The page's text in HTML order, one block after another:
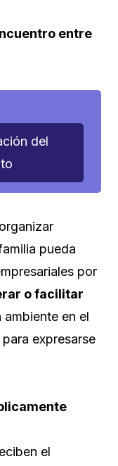
entre
del
pueda
por
o facilitar
ambiente en el
expresarse
el